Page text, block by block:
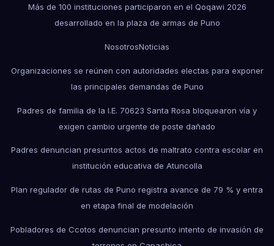
Más de 100 instituciones participaron en el Qoqawi 2026
desarrollado en la plaza de armas de Puno
NosotrosNoticias
Organizaciones se reúnen con autoridades electas para exponer
las principales demandas de Puno
Padres de familia de la I.E. 70623 Santa Rosa bloquearon vía y
exigen cambio urgente de poste dañado
Padres denuncian presuntos actos de maltrato contra escolar en
institución educativa de Atuncolla
Plan regulador de rutas de Puno registra avance de 79 % y entra
en etapa final de modelación
Pobladores de Ccotos denuncian presunto intento de invasión de